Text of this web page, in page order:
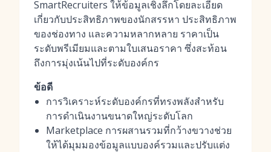
SmartRecruiters ให้ข้อมูลเชิงลึกโดยละเอียด
เกี่ยวกับประสิทธิภาพของนักสรรหา ประสิทธิภาพ
ของช่องทาง และความหลากหลาย ราคาเป็น
ระดับพรีเมียมและตามใบเสนอราคา ซึ่งสะท้อน
ถึงการมุ่งเน้นไปที่ระดับองค์กร
ข้อดี
การวิเคราะห์ระดับองค์กรที่ทรงพลังสำหรับ
การดำเนินงานขนาดใหญ่ระดับโลก
Marketplace การผสานรวมที่กว้างขวางช่วย
ให้ได้มุมมองข้อมูลแบบองค์รวมและปรับแต่ง